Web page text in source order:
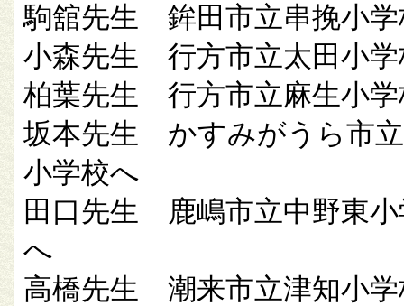
駒舘先生 鉾田市立串挽小学
小森先生 行方市立太田小学
柏葉先生 行方市立麻生小学
坂本先生 かすみがうら市
小学校へ
田口先生 鹿嶋市立中野東小
へ
高橋先生 潮来市立津知小学